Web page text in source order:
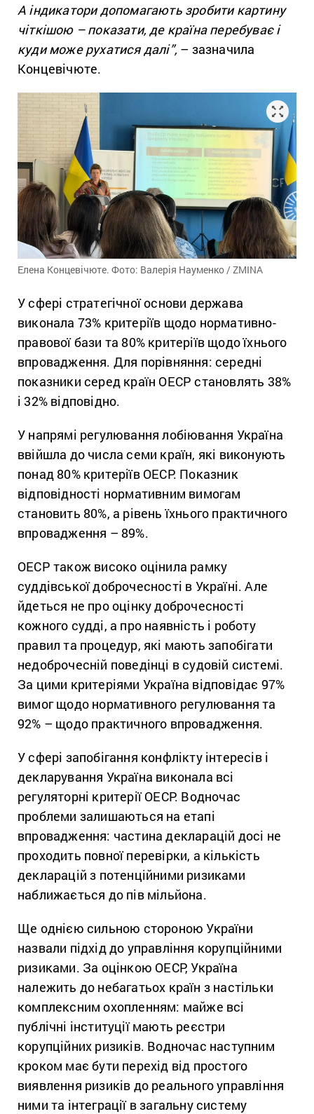
А індикатори допомагають зробити картину
чіткішою – показати, де країна перебуває і
куди може рухатися далі”, – зазначила
Концевічюте.
Елена Концевічюте. Фото: Валерія Науменко / ZMINA
У сфері стратегічної основи держава
виконала 73% критеріїв щодо нормативно-
правової бази та 80% критеріїв щодо їхнього
впровадження. Для порівняння: середні
показники серед країн ОЕСР становлять 38%
і 32% відповідно.
У напрямі регулювання лобіювання Україна
ввійшла до числа семи країн, які виконують
понад 80% критеріїв ОЕСР. Показник
відповідності нормативним вимогам
становить 80%, а рівень їхнього практичного
впровадження – 89%.
ОЕСР також високо оцінила рамку
суддівської доброчесності в Україні. Але
йдеться не про оцінку доброчесності
кожного судді, а про наявність і роботу
правил та процедур, які мають запобігати
недоброчесній поведінці в судовій системі.
За цими критеріями Україна відповідає 97%
вимог щодо нормативного регулювання та
92% – щодо практичного впровадження.
У сфері запобігання конфлікту інтересів і
декларування Україна виконала всі
регуляторні критерії ОЕСР. Водночас
проблеми залишаються на етапі
впровадження: частина декларацій досі не
проходить повної перевірки, а кількість
декларацій з потенційними ризиками
наближається до пів мільйона.
Ще однією сильною стороною України
назвали підхід до управління корупційними
ризиками. За оцінкою ОЕСР, Україна
належить до небагатьох країн з настільки
комплексним охопленням: майже всі
публічні інституції мають реєстри
корупційних ризиків. Водночас наступним
кроком має бути перехід від простого
виявлення ризиків до реального управління
ними та інтеграції в загальну систему